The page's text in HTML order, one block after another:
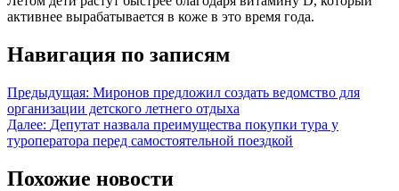
активнее вырабатывается в коже в это время года.
Навигация по записям
Предыдущая: Миронов предложил создать ведомство для
организации детского летнего отдыха
Далее: Депутат назвала преимущества покупки тура у
туроператора перед самостоятельной поездкой
Похожие новости